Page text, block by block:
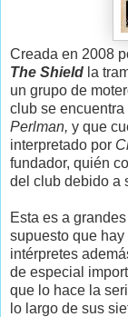
Creada en 2008
The Shield la
un grupo de
club se
Perlman, y que
interpretado por
fundador, quién
del club debido a
Esta es a
supuesto que
intérpretes
de especial
que lo hace la
lo largo de sus